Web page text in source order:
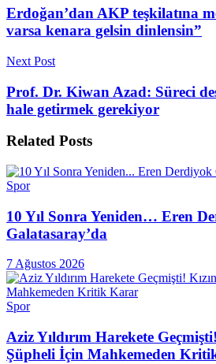
Erdoğan’dan AKP teşkilatına
varsa kenara gelsin dinlensin”
Next Post
Prof. Dr. Kiwan Azad: Süreci
hale getirmek gerekiyor
Related Posts
Spor
10 Yıl Sonra Yeniden… Eren
Galatasaray’da
7 Ağustos 2026
Spor
Aziz Yıldırım Harekete
Şüpheli İçin Mahkemeden